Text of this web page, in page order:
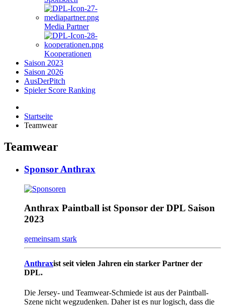
Media Partner
Kooperationen
Saison 2023
Saison 2026
AusDerPitch
Spieler Score Ranking
Startseite
Teamwear
Teamwear
Sponsor Anthrax
Anthrax Paintball ist Sponsor der DPL Saison
2023
gemeinsam stark
Anthraxist seit vielen Jahren ein starker Partner der
DPL.
Die Jersey- und Teamwear-Schmiede ist aus der Paintball-
Szene nicht wegzudenken. Daher ist es nur logisch, dass die